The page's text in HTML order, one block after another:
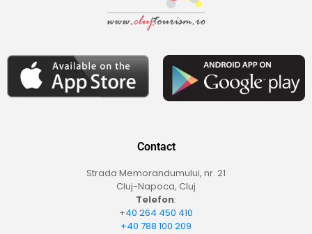
Contact
Strada Memorandumului, nr. 21
Cluj-Napoca, Cluj
Telefon:
+40 264 450 410
+40 788 100 209